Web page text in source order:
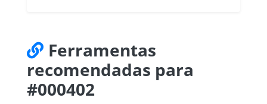
Ferramentas
recomendadas para
#000402